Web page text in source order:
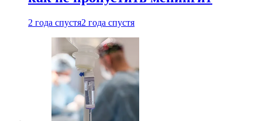
2 года спустя2 года спустя